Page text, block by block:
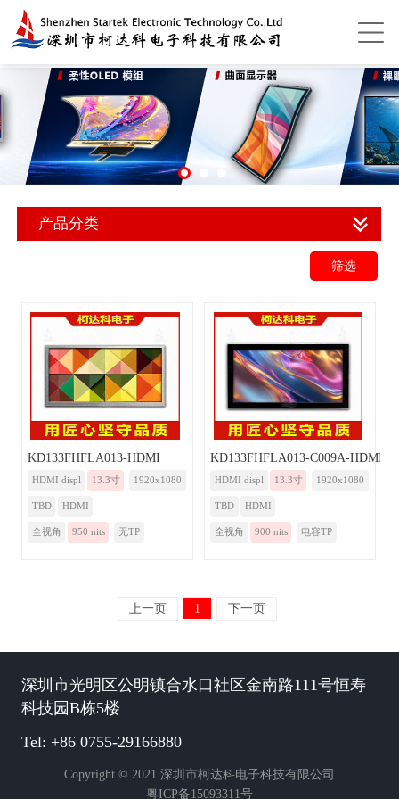
产品分类
筛选
KD133FHFLA013-HDMI
HDMI displ 13.3寸 1920x1080
TBD HDMI
全视角 950 nits 无TP
KD133FHFLA013-C009A-HDMI
HDMI displ 13.3寸 1920x1080
TBD HDMI
全视角 900 nits 电容TP
上一页 1 下一页
深圳市光明区公明镇合水口社区金南路111号恒寿
科技园B栋5楼
Tel: +86 0755-29166880
Copyright © 2021 深圳市柯达科电子科技有限公司
粤ICP备15093311号